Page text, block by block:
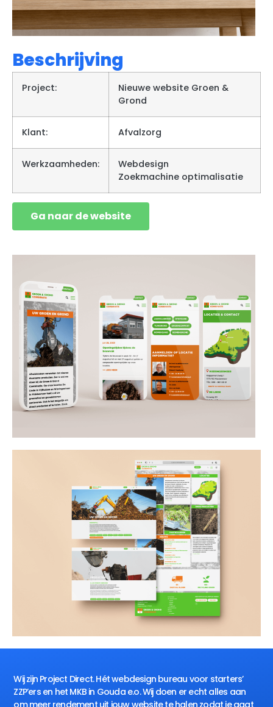
Beschrijving
Project:
Nieuwe website Groen &
Grond
Klant: Afvalzorg
Werkzaamheden:
Webdesign
Zoekmachine optimalisatie
Ga naar de website
Wij zijn Project Direct. Hét webdesign bureau voor starters’
ZZP’ers en het MKB in Gouda e.o. Wij doen er echt alles aan
om meer rendement uit jouw website te halen zodat je gaat